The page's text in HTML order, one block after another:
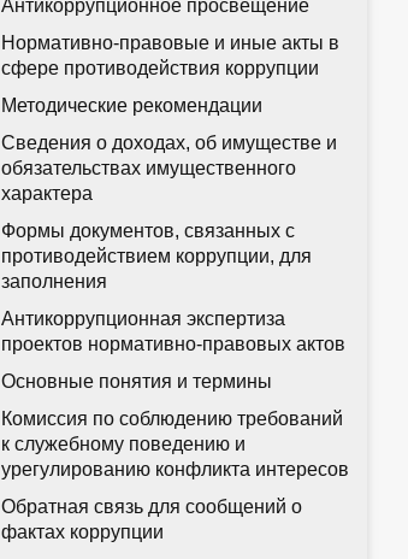
Антикоррупционное просвещение
Нормативно-правовые и иные акты в
сфере противодействия коррупции
Методические рекомендации
Сведения о доходах, об имуществе и
обязательствах имущественного
характера
Формы документов, связанных с
противодействием коррупции, для
заполнения
Антикоррупционная экспертиза
проектов нормативно-правовых актов
Основные понятия и термины
Комиссия по соблюдению требований
к служебному поведению и
урегулированию конфликта интересов
Обратная связь для сообщений о
фактах коррупции